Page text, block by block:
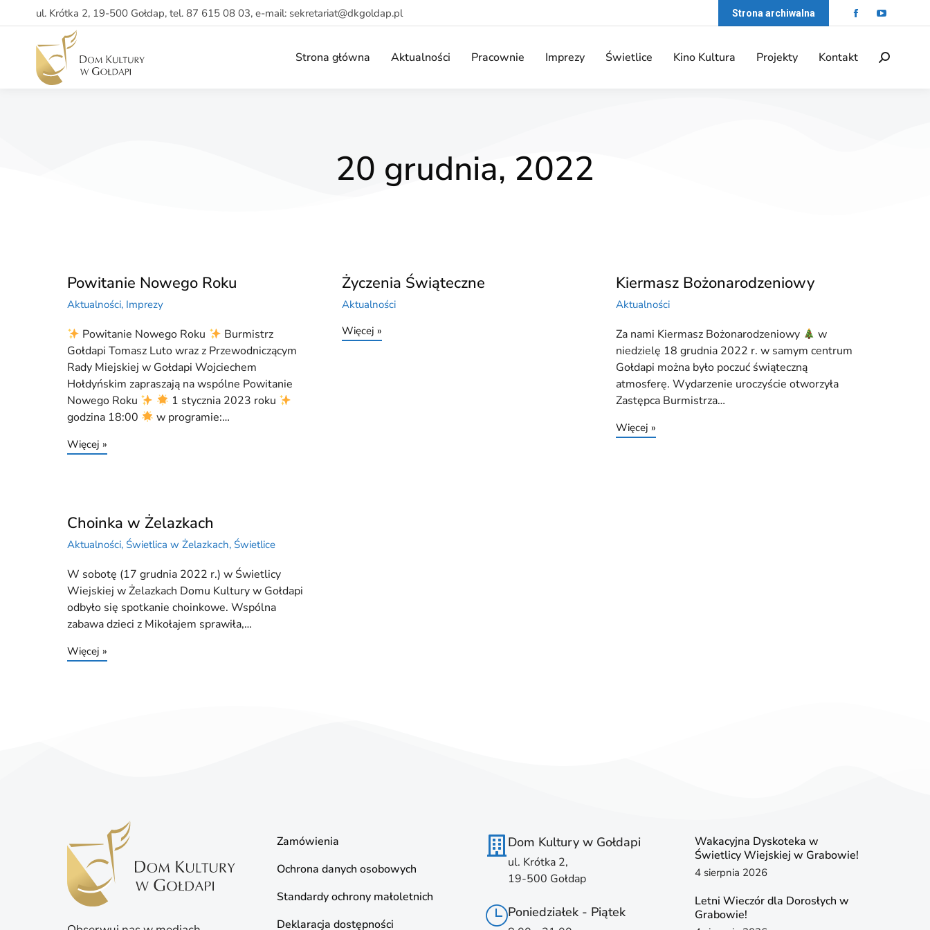
ul. Krótka 2, 19-500 Gołdap, tel. 87 615 08 03, e-mail: sekretariat@dkgoldap.pl Strona archiwalna
Strona główna Aktualności Pracownie Imprezy Świetlice Kino Kultura Projekty Kontakt
20 grudnia, 2022
Powitanie Nowego Roku
Aktualności, Imprezy
Powitanie Nowego Roku
Burmistrz
Gołdapi Tomasz Luto wraz z Przewodniczącym
Rady Miejskiej w Gołdapi Wojciechem
Hołdyńskim zapraszają na wspólne Powitanie
Nowego Roku
1 stycznia 2023 roku
godzina 18:00
w programie:…
Więcej »
Życzenia Świąteczne
Aktualności
Więcej »
Kiermasz Bożonarodzeniowy
Aktualności
Za nami Kiermasz Bożonarodzeniowy
w
niedzielę 18 grudnia 2022 r. w samym centrum
Gołdapi można było poczuć świąteczną
atmosferę. Wydarzenie uroczyście otworzyła
Zastępca Burmistrza…
Więcej »
Choinka w Żelazkach
Aktualności, Świetlica w Żelazkach, Świetlice
W sobotę (17 grudnia 2022 r.) w Świetlicy
Wiejskiej w Żelazkach Domu Kultury w Gołdapi
odbyło się spotkanie choinkowe. Wspólna
zabawa dzieci z Mikołajem sprawiła,…
Więcej »
Zamówienia
Ochrona danych osobowych
Standardy ochrony małoletnich
Deklaracja dostępności
Dom Kultury w Gołdapi
ul. Krótka 2,
19-500 Gołdap
Poniedziałek - Piątek
Wakacyjna Dyskoteka w
Świetlicy Wiejskiej w Grabowie!
4 sierpnia 2026
Letni Wieczór dla Dorosłych w
Grabowie!